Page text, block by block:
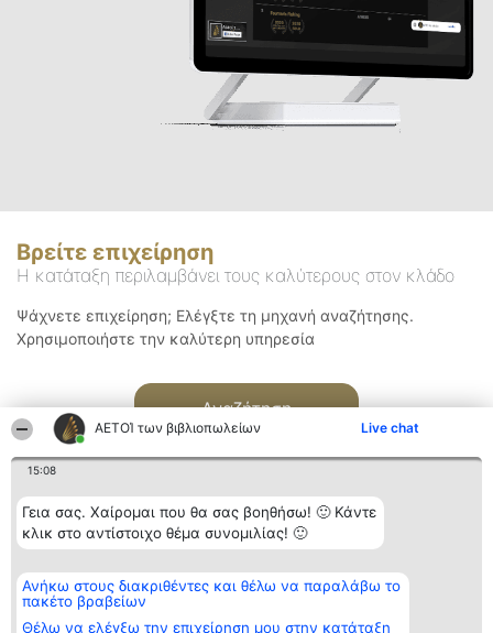
ΑΕΤΟΊ των βιβλιοπωλείων Live chat
15:08
Γεια σας. Χαίρομαι που θα σας βοηθήσω! 🙂 Κάντε
κλικ στο αντίστοιχο θέμα συνομιλίας! 🙂
Ανήκω στους διακριθέντες και θέλω να παραλάβω το
πακέτο βραβείων
Θέλω να ελέγξω την επιχείρηση μου στην κατάταξη
Βρείτε επιχείρηση
Η κατάταξη περιλαμβάνει τους καλύτερους στον κλάδο
Ψάχνετε επιχείρηση; Ελέγξτε τη μηχανή αναζήτησης.
Χρησιμοποιήστε την καλύτερη υπηρεσία
Αναζήτηση
Διοργανωτής της
κατάταξης
BEAUTIFUL COMPANY
Κατάταξη
Διακριθέντες
των
Επικοινωνία
Επικοινωνία